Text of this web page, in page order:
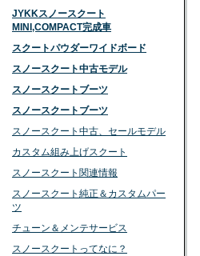
JYKKスノースクート
MINI,COMPACT完成車
スクートパウダーワイドボード
スノースクート中古モデル
スノースクートブーツ
スノースクートブーツ
スノースクート中古、セールモデル
カスタム組み上げスクート
スノースクート関連情報
スノースクート純正＆カスタムパー
ツ
チューン＆メンテサービス
スノースクートってなに？